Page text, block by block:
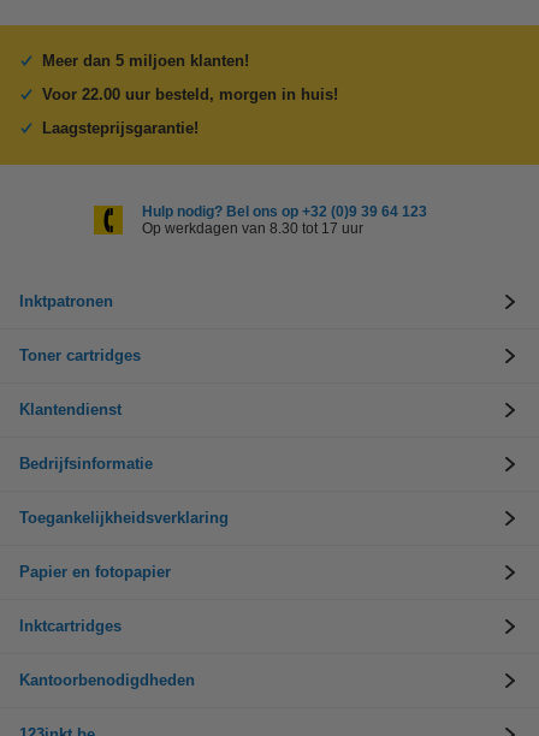
Meer dan 5 miljoen klanten!
Voor 22.00 uur besteld, morgen in huis!
Laagsteprijsgarantie!
Hulp nodig? Bel ons op +32 (0)9 39 64 123
Op werkdagen van 8.30 tot 17 uur
Inktpatronen
Toner cartridges
Klantendienst
Bedrijfsinformatie
Toegankelijkheidsverklaring
Papier en fotopapier
Inktcartridges
Kantoorbenodigdheden